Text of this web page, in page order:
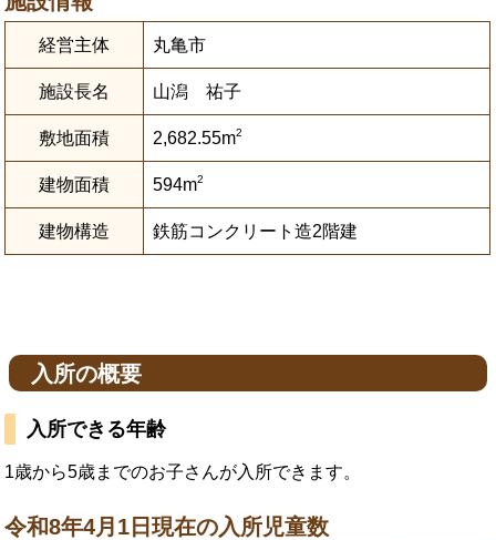
経営主体 丸亀市
施設長名 山潟 祐子
敷地面積 2,682.55m2
建物面積 594m2
建物構造 鉄筋コンクリート造2階建
入所の概要
入所できる年齢
1歳から5歳までのお子さんが入所できます。
令和8年4月1日現在の入所児童数